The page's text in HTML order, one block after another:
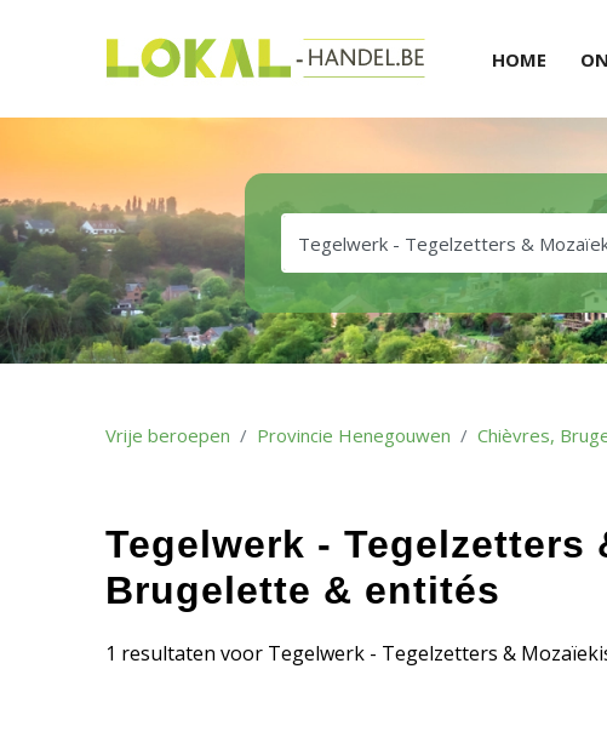
HOME
Vrije beroepen Provincie Henegouwen Chièvres,
Tegelwerk -
Brugelette & entités
1 resultaten voor Tegelwerk - Tegelzetters &